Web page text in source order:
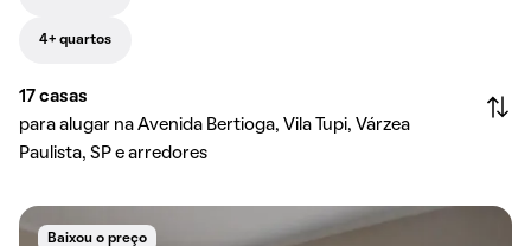
4+ quartos
17 casas
para alugar na Avenida Bertioga, Vila Tupi, Várzea
Paulista, SP e arredores
Baixou o preço